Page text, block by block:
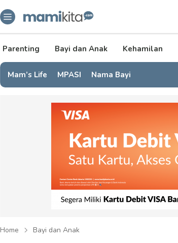
mamikita.com
Informasi Parenting untuk Mami Milenial
Parenting Bayi dan Anak Kehamilan
Mam’s Life MPASI Nama Bayi
Home Bayi dan Anak